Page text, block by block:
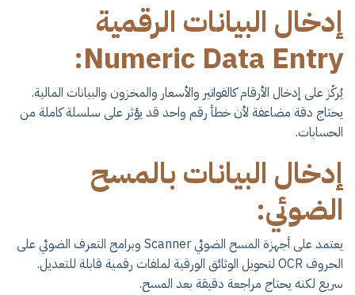
إدخال البيانات الرقمية
Numeric Data Entry:
يُركّز على إدخال الأرقام كالفواتير والأسعار والمخزون والبيانات المالية.
يحتاج دقة مضاعفة لأن خطأ رقم واحد قد يؤثر على سلسلة كاملة من
الحسابات.
إدخال البيانات بالمسح
الضوئي:
يعتمد على أجهزة المسح الضوئي Scanner وبرامج التعرف الضوئي على
الحروف OCR لتحويل الوثائق الورقية لملفات رقمية قابلة للتعديل.
سريع لكنه يحتاج مراجعة دقيقة بعد المسح.